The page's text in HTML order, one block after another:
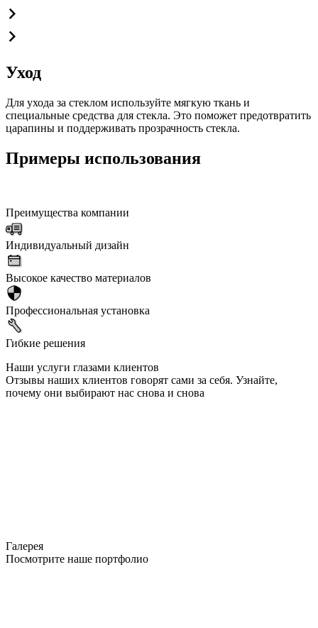
Уход
Для ухода за стеклом используйте мягкую ткань и
специальные средства для стекла. Это поможет предотвратить
царапины и поддерживать прозрачность стекла.
Примеры использования
Преимущества компании
Индивидуальный дизайн
Высокое качество материалов
Профессиональная установка
Гибкие решения
Наши услуги глазами клиентов
Отзывы наших клиентов говорят сами за себя. Узнайте,
почему они выбирают нас снова и снова
Галерея
Посмотрите наше портфолио